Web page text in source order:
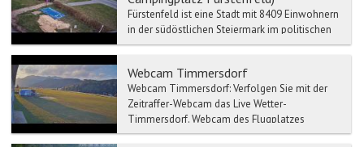
Fürstenfeld ist eine Stadt mit 8409 Einwohnern
in der südöstlichen Steiermark im politischen
Bezirk Hartberg-Fürstenfeld. Fürstenfeld nennt
Webcam Timmersdorf
Webcam Timmersdorf: Verfolgen Sie mit der
Zeitraffer-Webcam das Live Wetter-
Timmersdorf. Webcam des Flugplatzes
Leoben-Timmers...